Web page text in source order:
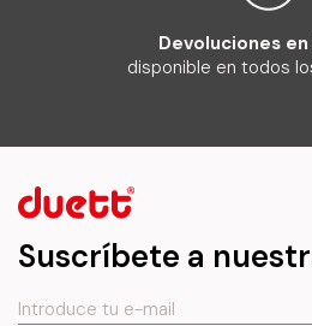
Devoluciones
disponible en todos
Suscríbete a